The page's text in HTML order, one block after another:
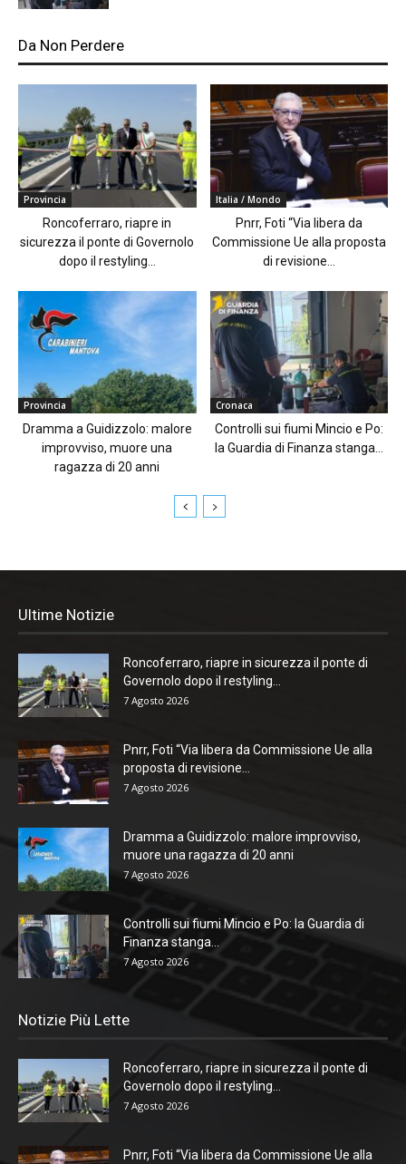
Da Non Perdere
Provincia
Roncoferraro, riapre in
sicurezza il ponte di Governolo
dopo il restyling...
Italia / Mondo
Pnrr, Foti “Via libera da
Commissione Ue alla proposta
di revisione...
Provincia
Dramma a Guidizzolo: malore
improvviso, muore una
ragazza di 20 anni
Cronaca
Controlli sui fiumi Mincio e Po:
la Guardia di Finanza stanga...
Ultime Notizie
Roncoferraro, riapre in sicurezza il ponte di
Governolo dopo il restyling...
7 Agosto 2026
Pnrr, Foti “Via libera da Commissione Ue alla
proposta di revisione...
7 Agosto 2026
Dramma a Guidizzolo: malore improvviso,
muore una ragazza di 20 anni
7 Agosto 2026
Controlli sui fiumi Mincio e Po: la Guardia di
Finanza stanga...
7 Agosto 2026
Notizie Più Lette
Roncoferraro, riapre in sicurezza il ponte di
Governolo dopo il restyling...
7 Agosto 2026
Pnrr, Foti “Via libera da Commissione Ue alla